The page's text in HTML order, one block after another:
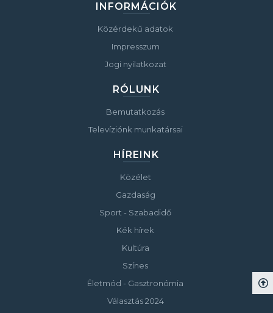
INFORMÁCIÓK
Közérdekű adatok
Impresszum
Jogi nyilatkozat
RÓLUNK
Bemutatkozás
Televíziónk munkatársai
HÍREINK
Közélet
Gazdaság
Sport - Szabadidő
Kék hírek
Kultúra
Színes
Életmód - Gasztronómia
Választás 2024